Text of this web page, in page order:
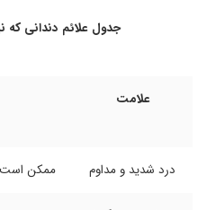
جدول علائم دندانی
علامت
درد شدید و مداوم ممکن است